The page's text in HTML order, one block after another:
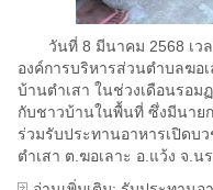
วันที่ 8 มีนาคม 2568 เวล
องค์การบริหารส่วนตำบลฆอ
บ้านตำเสา ในช่วงเดือนรอ
กับชาวบ้านในพื้นที่ ซึ่งมีนาย
ร่วมรับประทานอาหารเปิดบ
ตำเสา ต.ฆอเลาะ อ.แว้ง จ.น